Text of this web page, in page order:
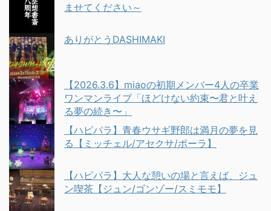
ませてください～
ありがとうDASHIMAKI
【2026.3.6】miaoの初期メンバー4人の卒業
ワンマンライブ「ほどけない約束〜君と叶え
る夢の続き〜」
【ハピパラ】青春ウサギ野郎は満月の夢を見
る【ミッチェル/アセクサ/ポーラ】
【ハピパラ】大人な憩いの場と言えば、ジュ
ン喫茶【ジュン/ゴンゾー/スミモモ】